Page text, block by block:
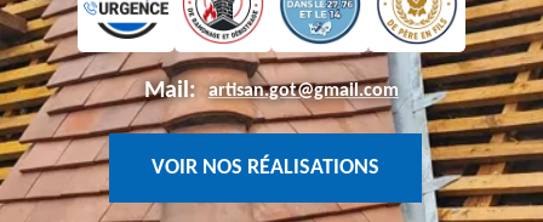
Mail: artisan.got@gmail.com
VOIR NOS RÉALISATIONS